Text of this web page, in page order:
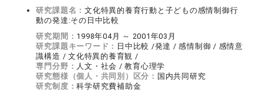
研究課題名：文化特異的養育行動と子どもの感情制御行
動の発達:その日中比較
研究期間： 1998年04月 ～ 2001年03月
研究課題キーワード： 日中比較 /発達 / 感情制御 / 感情意
識構造 / 文化特異的養育観 /
専門分野： 人文・社会 / 教育心理学
研究態様（個人・共同別）区分： 国内共同研究
研究制度：科学研究費補助金